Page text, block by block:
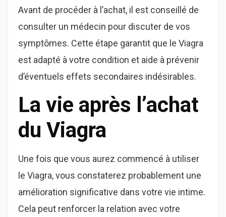
Avant de procéder à l’achat, il est conseillé de
consulter un médecin pour discuter de vos
symptômes. Cette étape garantit que le Viagra
est adapté à votre condition et aide à prévenir
d’éventuels effets secondaires indésirables.
La vie après l’achat
du Viagra
Une fois que vous aurez commencé à utiliser
le Viagra, vous constaterez probablement une
amélioration significative dans votre vie intime.
Cela peut renforcer la relation avec votre